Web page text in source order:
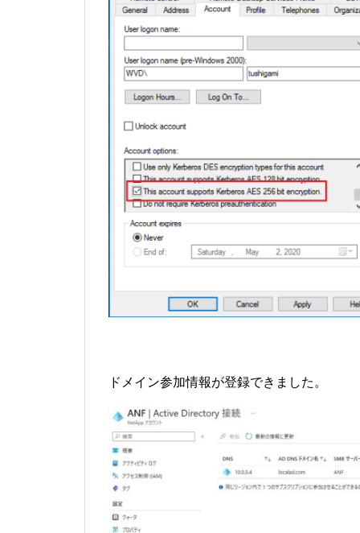
ドメイン参加情報が登録できました。